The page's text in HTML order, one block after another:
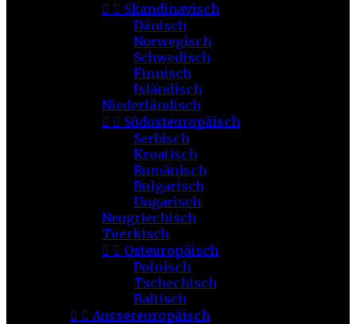
  Skandinavisch
Dänisch
Norwegisch
Schwedisch
Finnisch
Isländisch
Niederländisch
  Südosteuropäisch
Serbisch
Kroatisch
Rumänisch
Bulgarisch
Ungarisch
Neugriechisch
Tuerkisch
  Osteuropäisch
Polnisch
Tschechisch
Baltisch
  Aussereuropäisch